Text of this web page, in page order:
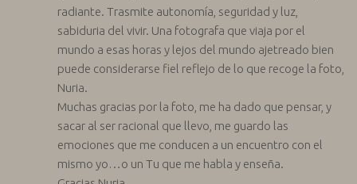
radiante. Trasmite autonomía, seguridad y luz,
sabiduria del vivir. Una fotografa que viaja por el
mundo a esas horas y lejos del mundo ajetreado bien
puede considerarse fiel reflejo de lo que recoge la foto,
Nuria.
Muchas gracias por la foto, me ha dado que pensar, y
sacar al ser racional que llevo, me guardo las
emociones que me conducen a un encuentro con el
mismo yo…o un Tu que me habla y enseña.